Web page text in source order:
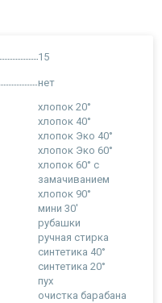
15
нет
хлопок 20°
хлопок 40°
хлопок Эко 40°
хлопок Эко 60°
хлопок 60° c
замачиванием
хлопок 90°
мини 30'
рубашки
ручная стирка
синтетика 40°
синтетика 20°
пух
очистка барабана